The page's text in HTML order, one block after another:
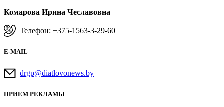
Комарова Ирина Чеславовна
Телефон: +375-1563-3-29-60
E-MAIL
drgp@diatlovonews.by
ПРИЕМ РЕКЛАМЫ